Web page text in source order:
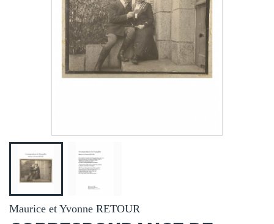
Maurice et Yvonne RETOUR